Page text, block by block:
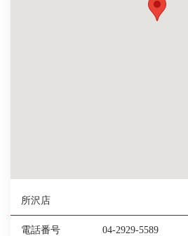
所沢店
電話番号 04-2929-5589